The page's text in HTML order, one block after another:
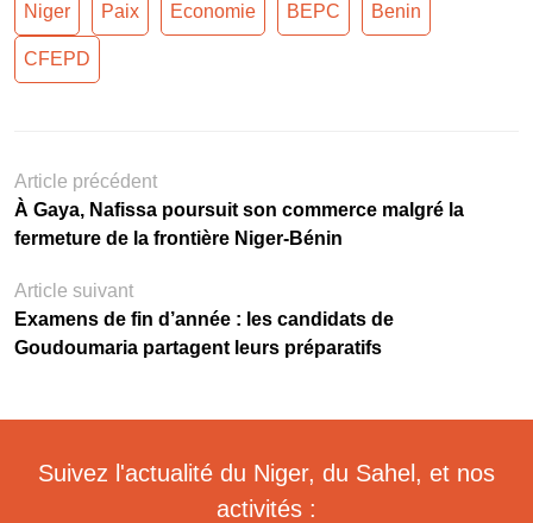
Niger Paix Economie BEPC Benin
CFEPD
Article précédent
À Gaya, Nafissa poursuit son commerce malgré la
fermeture de la frontière Niger-Bénin
Article suivant
Examens de fin d’année : les candidats de
Goudoumaria partagent leurs préparatifs
Suivez l'actualité du Niger, du Sahel, et nos
activités :